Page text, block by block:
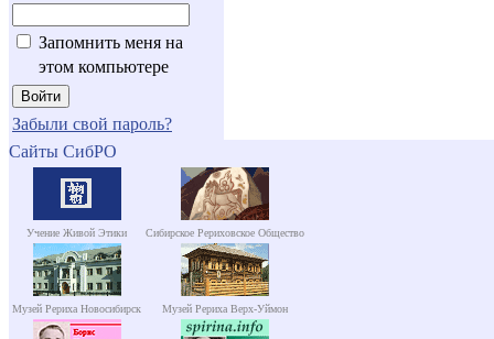
Запомнить меня на
этом компьютере
Забыли свой пароль?
Сайты СибРО
Учение Живой Этики Сибирское Рериховское Общество
Музей Рериха Новосибирск Музей Рериха Верх-Уймон